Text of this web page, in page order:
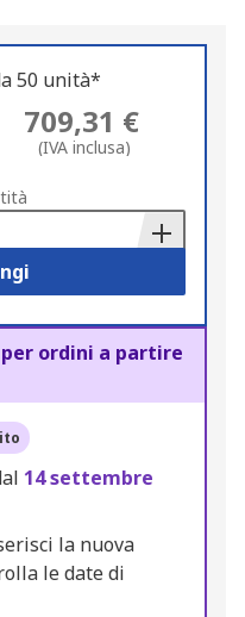
50 unità*
709,31 €
(IVA inclusa)
per ordini a partire
14 settembre
la nuova
le date di